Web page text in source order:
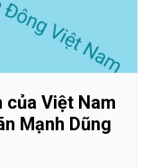
của Việt Nam
Dũng